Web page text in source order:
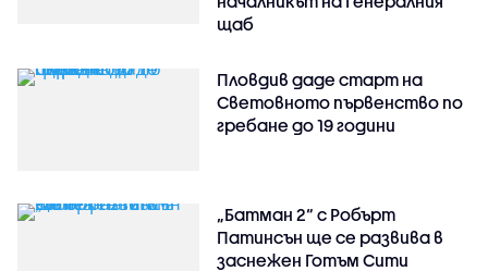
щаб
Пловдив даде старт на
Световното първенство по
гребане до 19 години
„Батман 2“ с Робърт
Патинсън ще се развива в
заснежен Готъм Сити